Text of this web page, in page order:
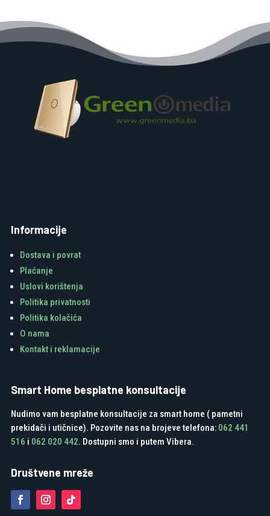
Informacije
Dostava i povrat
Plaćanje
Uslovi korištenja
Politika privatnosti
Politika kolačića
O nama
Kontakt i reklamacije
Smart Home besplatne konsultacije
Nudimo vam besplatne konsultacije za smart home ( pametni
prekidači i utičnice). Pozovite nas na brojeve telefona: 062 441
516 i 062 020 442. Dostupni smo i putem Vibera.
Društvene mreže